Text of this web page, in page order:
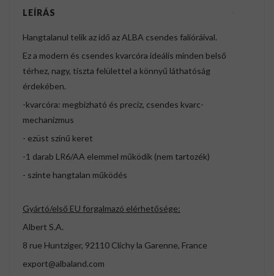
LEÍRÁS
Hangtalanul telik az idő az ALBA csendes falióráival.
Ez a modern és csendes kvarcóra ideális minden belső
térhez, nagy, tiszta felülettel a könnyű láthatóság
érdekében.
-kvarcóra: megbízható és precíz, csendes kvarc-
mechanizmus
- ezüst színű keret
-1 darab LR6/AA elemmel működik (nem tartozék)
- szinte hangtalan működés
Gyártó/első EU forgalmazó elérhetősége:
Albert S.A.
8 rue Huntziger, 92110 Clichy la Garenne, France
export@albaland.com